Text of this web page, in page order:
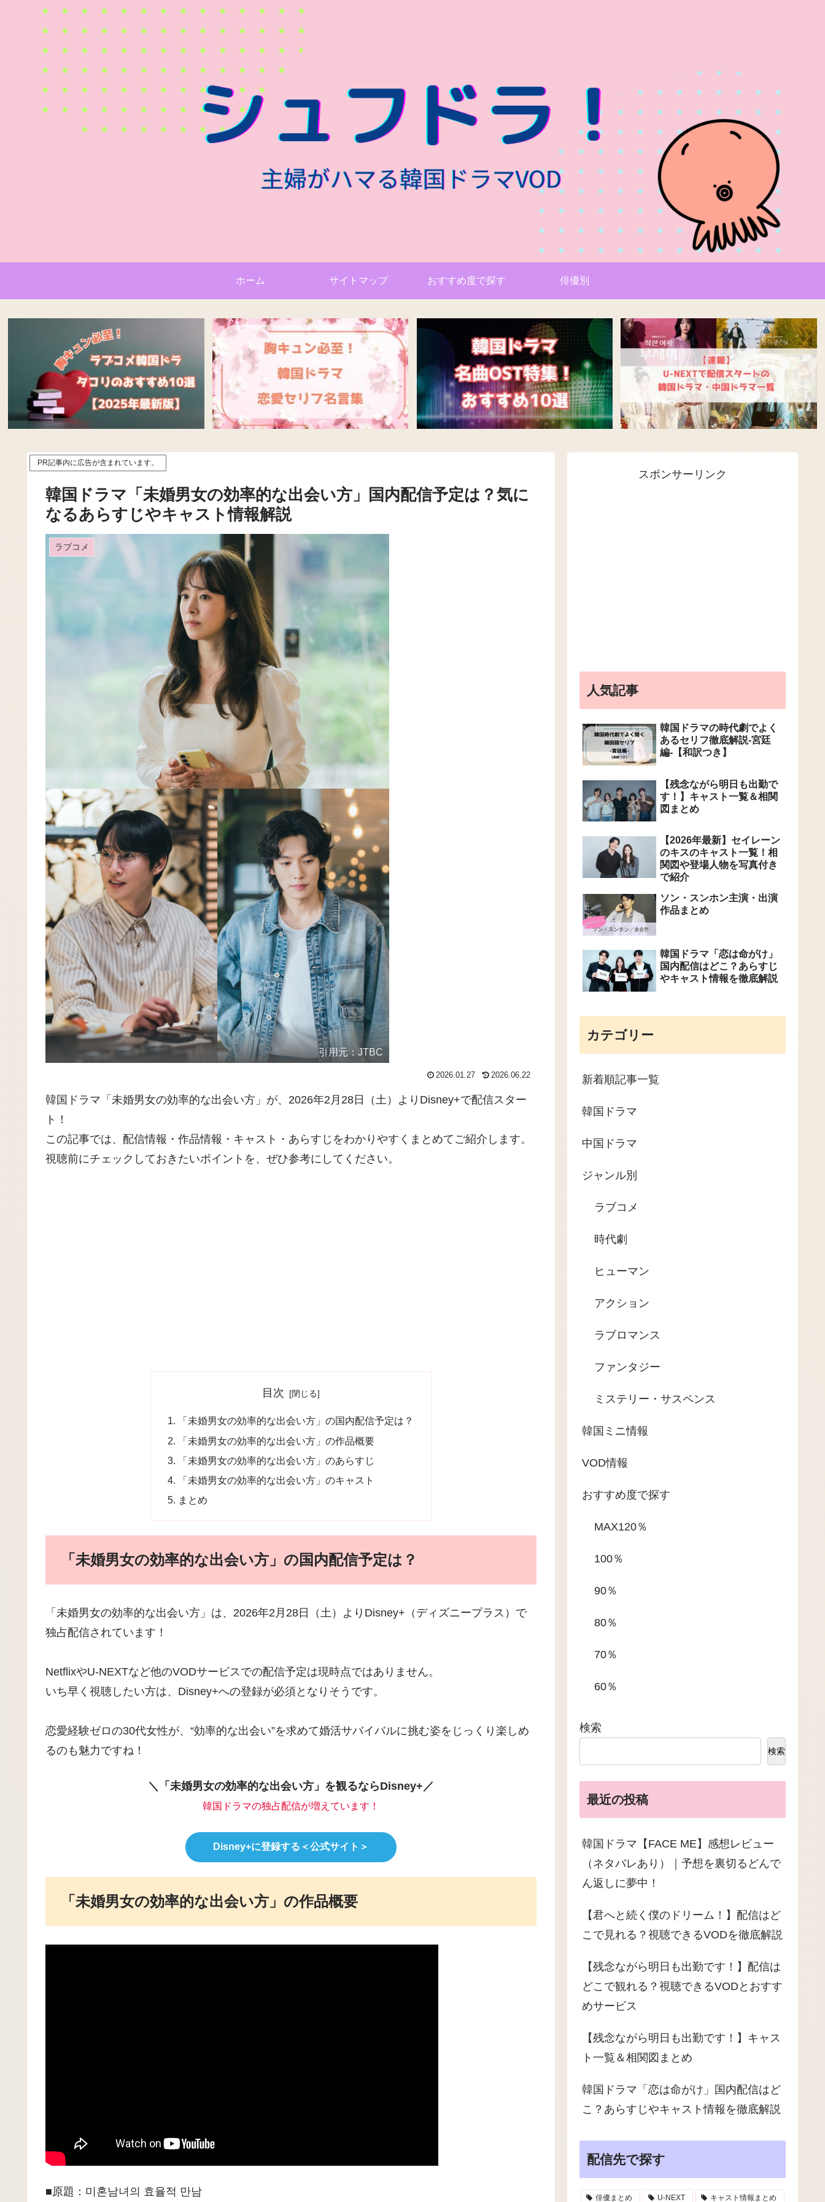
ホーム サイトマップ おすすめ度で探す 俳優別
PR記事内に広告が含まれています。
韓国ドラマ「未婚男女の効率的な出会い方」国内配信予定は？気に
なるあらすじやキャスト情報解説
ラブコメ
引用元：JTBC
2026.01.27 2026.06.22
韓国ドラマ「未婚男女の効率的な出会い方」が、2026年2月28日（土）よりDisney+で配信スター
ト！
この記事では、配信情報・作品情報・キャスト・あらすじをわかりやすくまとめてご紹介します。
視聴前にチェックしておきたいポイントを、ぜひ参考にしてください。
目次
「未婚男女の効率的な出会い方」の国内配信予定は？
「未婚男女の効率的な出会い方」の作品概要
「未婚男女の効率的な出会い方」のあらすじ
「未婚男女の効率的な出会い方」のキャスト
まとめ
「未婚男女の効率的な出会い方」の国内配信予定は？
「未婚男女の効率的な出会い方」は、2026年2月28日（土）よりDisney+（ディズニープラス）で
独占配信されています！
NetflixやU-NEXTなど他のVODサービスでの配信予定は現時点ではありません。
いち早く視聴したい方は、Disney+への登録が必須となりそうです。
恋愛経験ゼロの30代女性が、“効率的な出会い”を求めて婚活サバイバルに挑む姿をじっくり楽しめ
るのも魅力ですね！
＼「未婚男女の効率的な出会い方」を観るならDisney+／
韓国ドラマの独占配信が増えています！
Disney+に登録する＜公式サイト＞
「未婚男女の効率的な出会い方」の作品概要
■原題：미혼남녀의 효율적 만남
スポンサーリンク
人気記事
韓国ドラマの時代劇でよく
あるセリフ徹底解説-宮廷
編-【和訳つき】
【残念ながら明日も出勤で
す！】キャスト一覧＆相関
図まとめ
【2026年最新】セイレーン
のキスのキャスト一覧！相
関図や登場人物を写真付き
で紹介
ソン・スンホン主演・出演
作品まとめ
韓国ドラマ「恋は命がけ」
国内配信はどこ？あらすじ
やキャスト情報を徹底解説
カテゴリー
新着順記事一覧
韓国ドラマ
中国ドラマ
ジャンル別
ラブコメ
時代劇
ヒューマン
アクション
ラブロマンス
ファンタジー
ミステリー・サスペンス
韓国ミニ情報
VOD情報
おすすめ度で探す
MAX120％
100％
90％
80％
70％
60％
検索
検索
最近の投稿
韓国ドラマ【FACE ME】感想レビュー
（ネタバレあり）｜予想を裏切るどんで
ん返しに夢中！
【君へと続く僕のドリーム！】配信はど
こで見れる？視聴できるVODを徹底解説
【残念ながら明日も出勤です！】配信は
どこで観れる？視聴できるVODとおすす
めサービス
【残念ながら明日も出勤です！】キャス
ト一覧＆相関図まとめ
韓国ドラマ「恋は命がけ」国内配信はど
こ？あらすじやキャスト情報を徹底解説
配信先で探す
俳優まとめ U-NEXT キャスト情報まとめ